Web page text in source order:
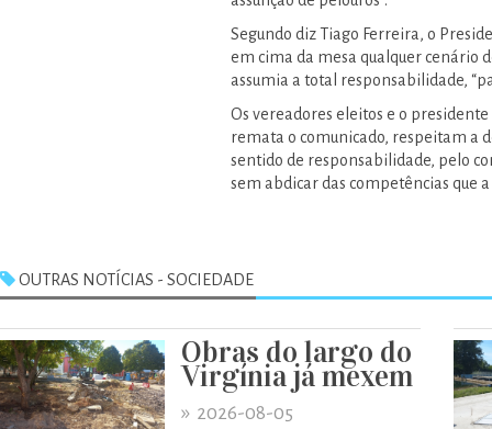
Segundo diz Tiago Ferreira, o
em cima da mesa qualquer cenário
assumia a total responsabilidade,
Os vereadores eleitos e o presidente
remata o comunicado, respeitam a
sentido de responsabilidade, pelo
sem abdicar das competências que
OUTRAS NOTÍCIAS - SOCIEDADE
Obras do largo do
Virgínia já mexem
» 2026-08-05